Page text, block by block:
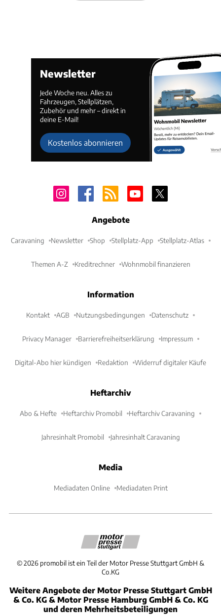
Newsletter
Jede Woche neu. Alles zu
Fahrzeugen, Stellplätzen,
Zubehör und mehr – direkt in
deine E-Mail!
Kostenlos abonnieren
Angebote
Caravaning Newsletter Shop Stellplatz-App Stellplatz-Atlas
Themen A-Z Kreditrechner Wohnmobil finanzieren
Information
Kontakt AGB Nutzungsbedingungen Datenschutz
Privacy Manager Barrierefreiheitserklärung Impressum
Digital-Abo hier kündigen Redaktion Widerruf digitaler Käufe
Heftarchiv
Abo & Hefte Heftarchiv Promobil Heftarchiv Caravaning
Jahresinhalt Promobil Jahresinhalt Caravaning
Media
Mediadaten Online Mediadaten Print
©2026 promobil ist ein Teil der Motor Presse Stuttgart GmbH &
Co.KG
Weitere Angebote der Motor Presse Stuttgart GmbH
& Co. KG & Motor Presse Hamburg GmbH & Co. KG
und deren Mehrheitsbeteiligungen